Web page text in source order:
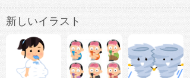
新しいイラスト